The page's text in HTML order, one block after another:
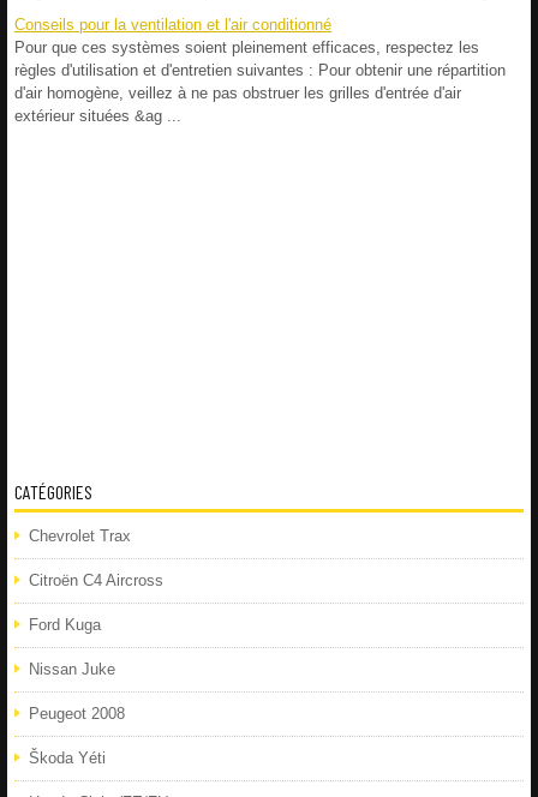
Conseils pour la ventilation et l'air conditionné
Pour que ces systèmes soient pleinement efficaces, respectez les
règles d'utilisation et d'entretien suivantes : Pour obtenir une répartition
d'air homogène, veillez à ne pas obstruer les grilles d'entrée d'air
extérieur situées &ag ...
CATÉGORIES
Chevrolet Trax
Citroën C4 Aircross
Ford Kuga
Nissan Juke
Peugeot 2008
Škoda Yéti